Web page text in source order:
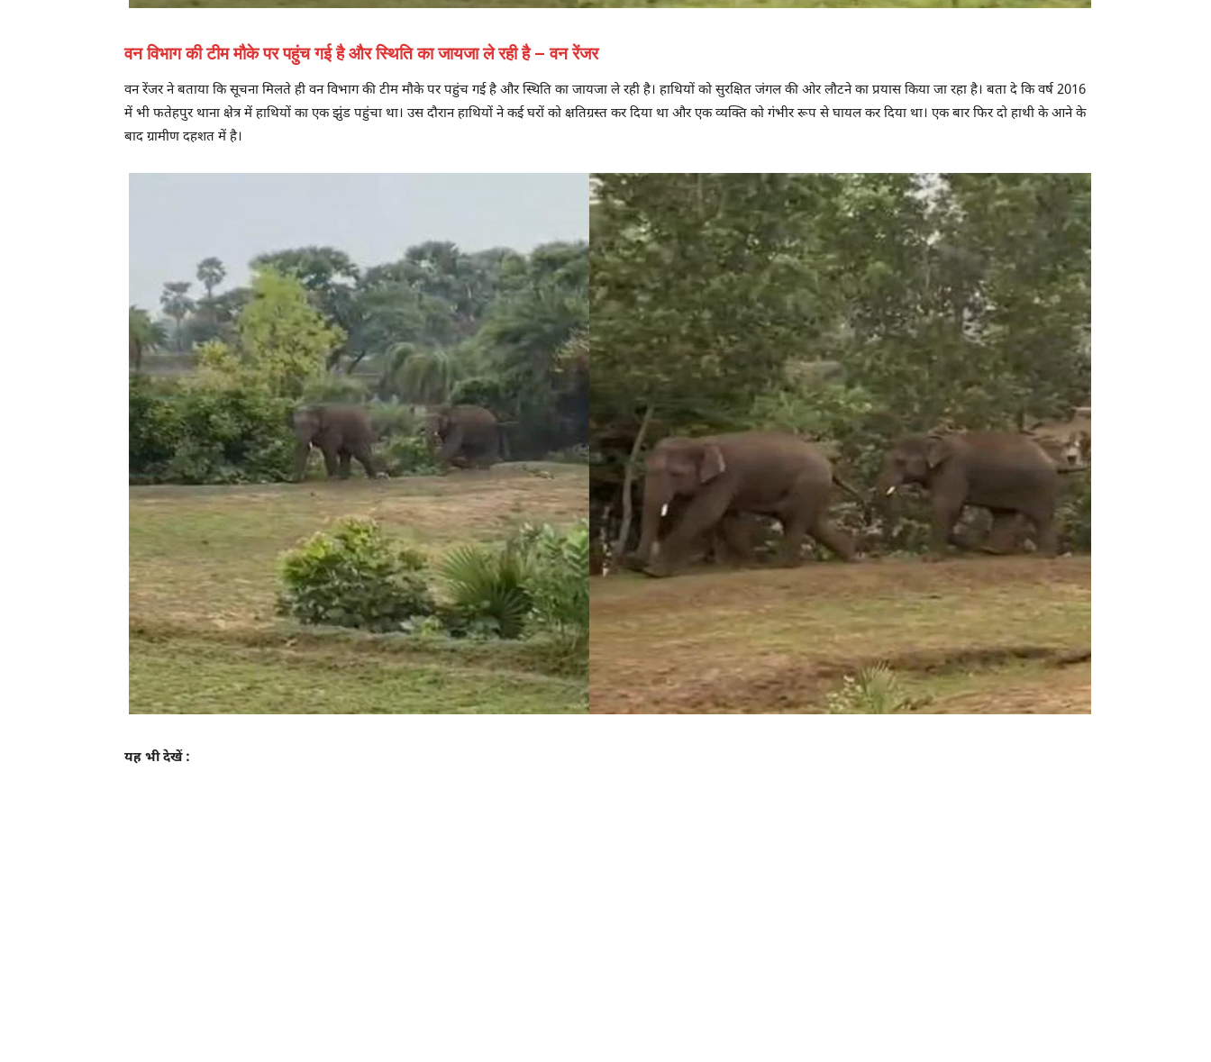
वन विभाग की टीम मौके पर पहुंच गई है और स्थिति का जायजा ले रही है – वन रेंजर
वन रेंजर ने बताया कि सूचना मिलते ही वन विभाग की टीम मौके पर पहुंच गई है और स्थिति का जायजा ले रही है। हाथियों को सुरक्षित जंगल की ओर लौटने का प्रयास किया जा रहा है। बता दे कि वर्ष 2016
में भी फतेहपुर थाना क्षेत्र में हाथियों का एक झुंड पहुंचा था। उस दौरान हाथियों ने कई घरों को क्षतिग्रस्त कर दिया था और एक व्यक्ति को गंभीर रूप से घायल कर दिया था। एक बार फिर दो हाथी के आने के
बाद ग्रामीण दहशत में है।
यह भी देखें :